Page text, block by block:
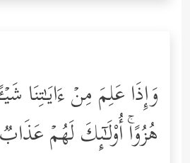
وَإِذَا عَلِمَ مِنۡ ءَایَـٰتِنَا
هُزُوًاۚ أُوْلَـٰۤىِٕكَ لَهُمۡ